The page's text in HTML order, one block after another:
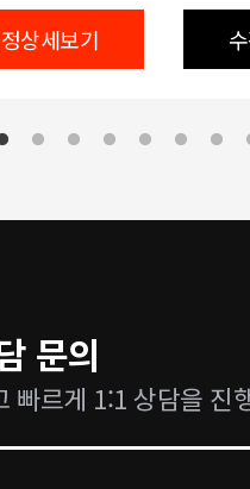
상세보기
문의
빠르게 1:1 상담을 진